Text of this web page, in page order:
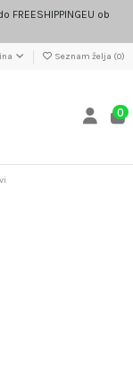
ob
Seznam želja (0)
0